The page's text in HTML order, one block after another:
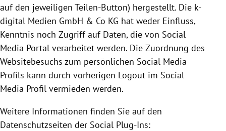
auf den jeweiligen Teilen-Button) hergestellt. Die k-
digital Medien GmbH & Co KG hat weder Einfluss,
Kenntnis noch Zugriff auf Daten, die von Social
Media Portal verarbeitet werden. Die Zuordnung des
Websitebesuchs zum persönlichen Social Media
Profils kann durch vorherigen Logout im Social
Media Profil vermieden werden.
Weitere Informationen finden Sie auf den
Datenschutzseiten der Social Plug-Ins: